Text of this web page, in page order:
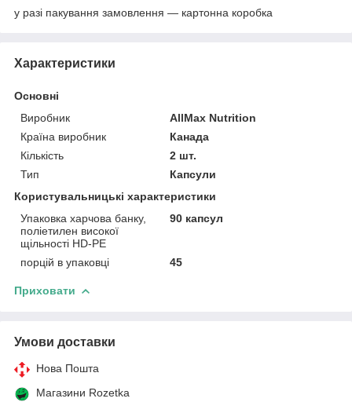
у разі пакування замовлення — картонна коробка
Характеристики
Основні
Виробник
AllMax Nutrition
Країна виробник
Канада
Кількість
2 шт.
Тип
Капсули
Користувальницькі характеристики
Упаковка харчова банку,
поліетилен високої
щільності HD-PE
90 капсул
порцій в упаковці 45
Приховати
Умови доставки
Нова Пошта
Магазини Rozetka